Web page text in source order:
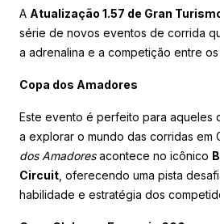
A Atualização 1.57 de Gran
série de novos eventos de corrida
a adrenalina e a competição entre
Copa dos Amadores
Este evento é perfeito para aqueles
a explorar o mundo das corridas em
dos Amadoresacontece no icônico
Circuit , oferecendo uma pista
habilidade e estratégia dos